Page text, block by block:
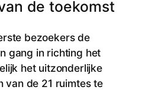
de toekomst
bezoekers de
gang in richting het
het uitzonderlijke
van de 21 ruimtes te